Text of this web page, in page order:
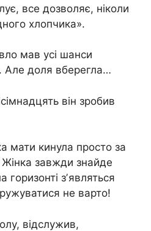
все дозволяє, ніколи
хлопчика».
мав усі шанси
Але доля вберегла…
він зробив
мати кинула просто за
завжди знайде
горизонті зʼявляться
не варто!
відслужив,